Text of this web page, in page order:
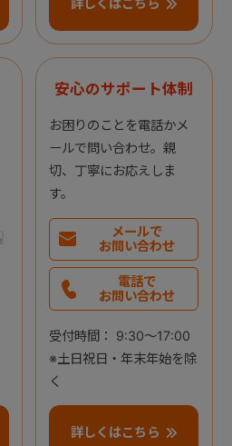
安心のサポート体制
お困りのことを電話かメ
ールで問い合わせ。親
切、丁寧にお応えしま
す。
メールで
お問い合わせ
電話で
お問い合わせ
受付時間： 9:30～17:00
※土日祝日・年末年始を除
く
詳しくはこちら